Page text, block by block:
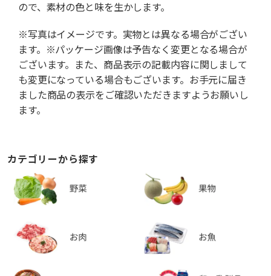
ので、素材の色と味を生かします。
※写真はイメージです。実物とは異なる場合がござい
ます。※パッケージ画像は予告なく変更となる場合が
ございます。また、商品表示の記載内容に関しまして
も変更になっている場合もございます。お手元に届き
ました商品の表示をご確認いただきますようお願いし
ます。
カテゴリーから探す